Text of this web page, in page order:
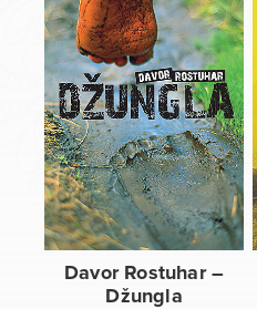
Davor Rostuhar –
Džungla